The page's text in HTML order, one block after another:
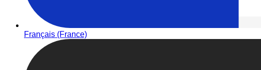
Français (France)